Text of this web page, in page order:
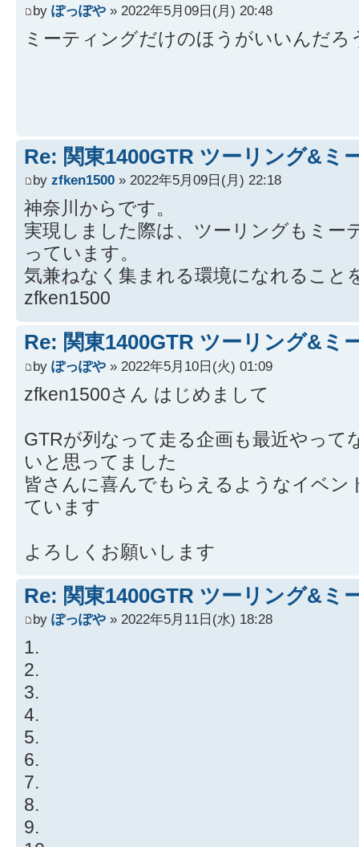
by ぽっぽや » 2022年5月09日(月) 20:48
ミーティングだけのほうがいいんだ
Re: 関東1400GTR ツーリング&ミ
by zfken1500 » 2022年5月09日(月) 22:18
神奈川からです。
実現しました際は、ツーリングもミー
っています。
気兼ねなく集まれる環境になれること
zfken1500
Re: 関東1400GTR ツーリング&ミ
by ぽっぽや » 2022年5月10日(火) 01:09
zfken1500さん はじめまして
GTRが列なって走る企画も最近やって
いと思ってました
皆さんに喜んでもらえるようなイベン
ています
よろしくお願いします
Re: 関東1400GTR ツーリング&ミ
by ぽっぽや » 2022年5月11日(水) 18:28
1.
2.
3.
4.
5.
6.
7.
8.
9.